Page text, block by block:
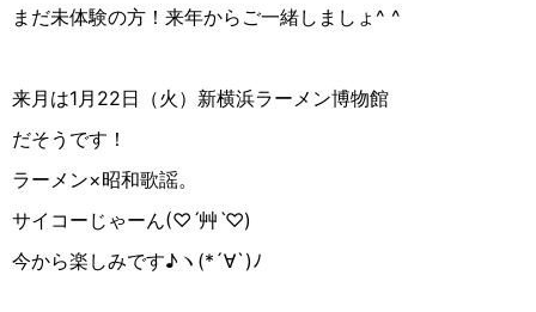
まだ未体験の方！来年からご一緒しましょ^ ^
来月は1月22日（火）新横浜ラーメン博物館
だそうです！
ラーメン×昭和歌謡。
サイコーじゃーん(♡︎ˊ艸ˋ♡︎)
今から楽しみです♪︎ヽ(*´∀︎`)ﾉ